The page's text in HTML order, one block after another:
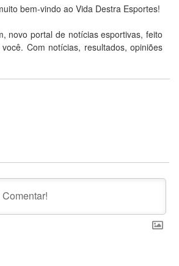
bem-vindo ao Vida Destra Esportes!
novo portal de notícias esportivas, feito
Com notícias, resultados, opiniões